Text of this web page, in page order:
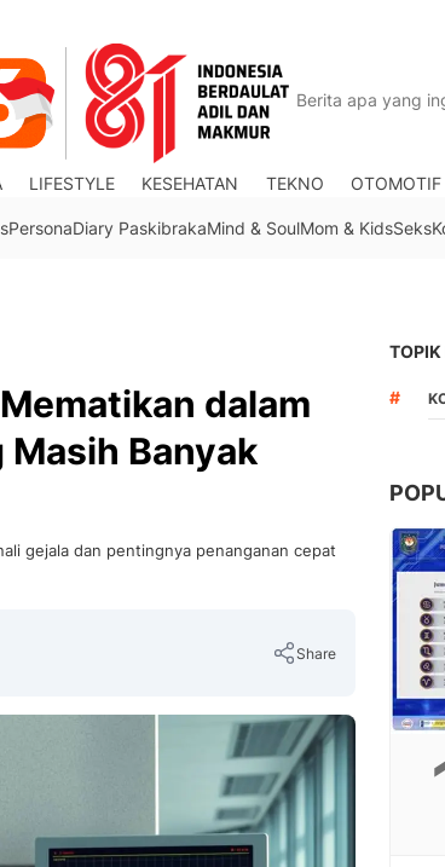
LIFESTYLE KESEHATAN TEKNO OTOMOTIF
PersonaDiary PaskibrakaMind & SoulMom & KidsSeks
dalam
Banyak
gejala dan pentingnya penanganan cepat
Share
Copy Link
TOPIK
#